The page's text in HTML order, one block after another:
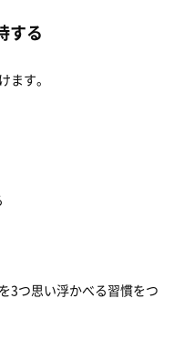
する
ます。
3つ思い浮かべる習慣をつ